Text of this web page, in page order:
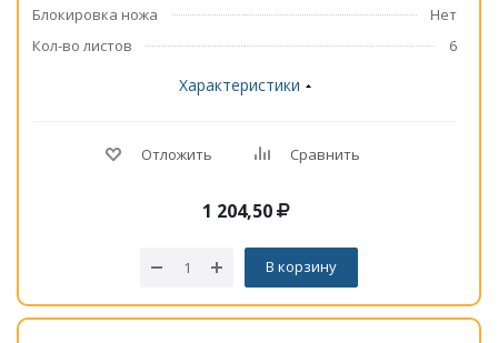
Блокировка ножа
Нет
Кол-во листов
6
Характеристики
Отложить Сравнить
1 204,50
В корзину